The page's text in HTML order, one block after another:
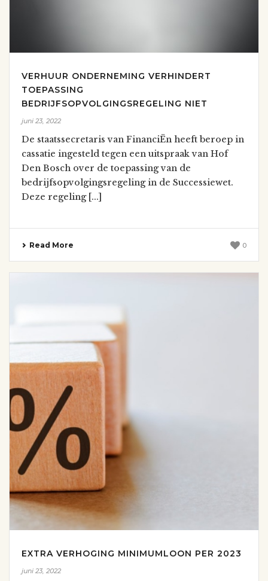
VERHUUR ONDERNEMING VERHINDERT
TOEPASSING
BEDRIJFSOPVOLGINGSREGELING NIET
juni 23, 2022
De staatssecretaris van FinanciËn heeft beroep in
cassatie ingesteld tegen een uitspraak van Hof
Den Bosch over de toepassing van de
bedrijfsopvolgingsregeling in de Successiewet.
Deze regeling [...]
Read More 0
EXTRA VERHOGING MINIMUMLOON PER 2023
juni 23, 2022